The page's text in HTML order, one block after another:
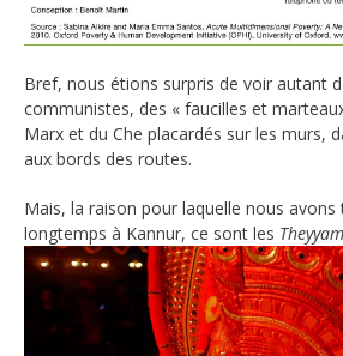
Bref, nous étions surpris de voir autant
communistes, des « faucilles et
Marx et du Che placardés sur les murs,
aux bords des routes.
Mais, la raison pour laquelle nous
longtemps à Kannur, ce sont les Theyyam